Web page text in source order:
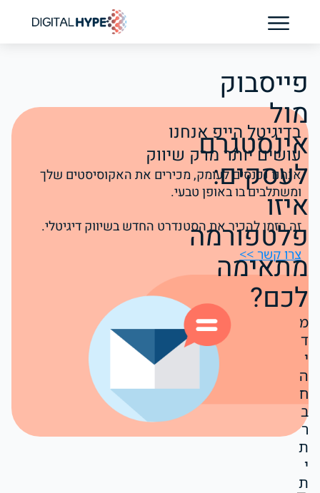
בדיגיטל הייפ אנחנו
עושים יותר מרק שיווק
אנחנו נכנסים לעומק, מכירים את האקוסיסטים שלך
ומשתלבים בו באופן טבעי.
זה הזמן להכיר את הסטנדרט החדש בשיווק דיגיטלי.
צרו קשר >>
פייסבוק
מול
אינסטגרם
לעסקים:
איזו
פלטפורמה
מתאימה
לכם?
מ
ד
י
ה
ח
ב
ר
ת
י
ת